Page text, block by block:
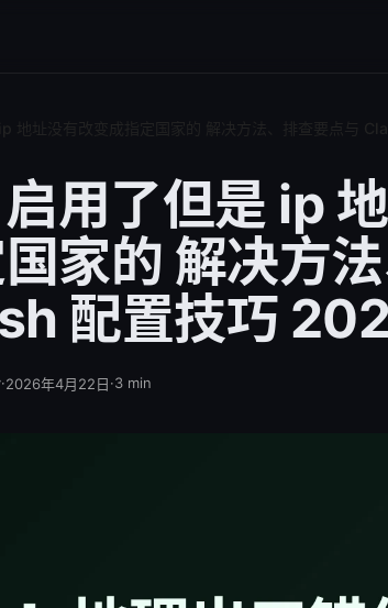
用了但是 ip
家的 解决方
配置技巧
·2026年4月22日·3 min